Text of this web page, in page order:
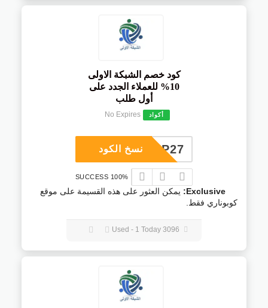
كود خصم الشبكة الاولى
10% للعملاء الجدد على
أول طلب
أكواد No Expires
COUP27نسخ الكود
100% SUCCESS
Exclusive:
يمكن العثور على هذه القسيمة على موقع
كوبوناري فقط.